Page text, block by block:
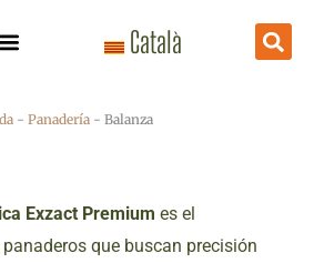
Català
-Panadería -Balanza
Exzact Premium es el
que buscan precisión